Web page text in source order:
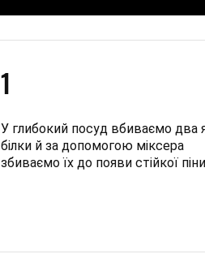
1
У глибокий посуд вбиваємо два
білки й за допомогою міксера
збиваємо їх до появи стійкої